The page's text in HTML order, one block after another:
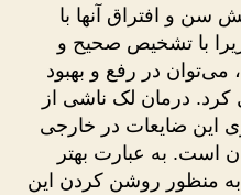
سن و افتراق آنها با
با تشخیص صحیح و
در رفع و بهبود
درمان لک ناشی از
این ضایعات در خارجی
است. به عبارت بهتر
منظور روشن کردن این